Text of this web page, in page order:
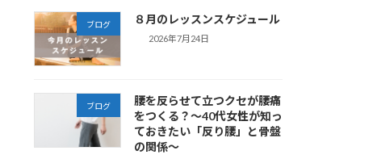
ブログ ８月のレッスンスケジュール
2026年7月24日
ブログ
腰を反らせて立つクセが腰痛
をつくる？～40代女性が知っ
ておきたい「反り腰」と骨盤
の関係～